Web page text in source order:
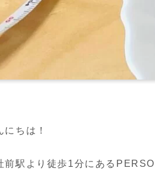
にちは！
前駅より徒歩1分にある